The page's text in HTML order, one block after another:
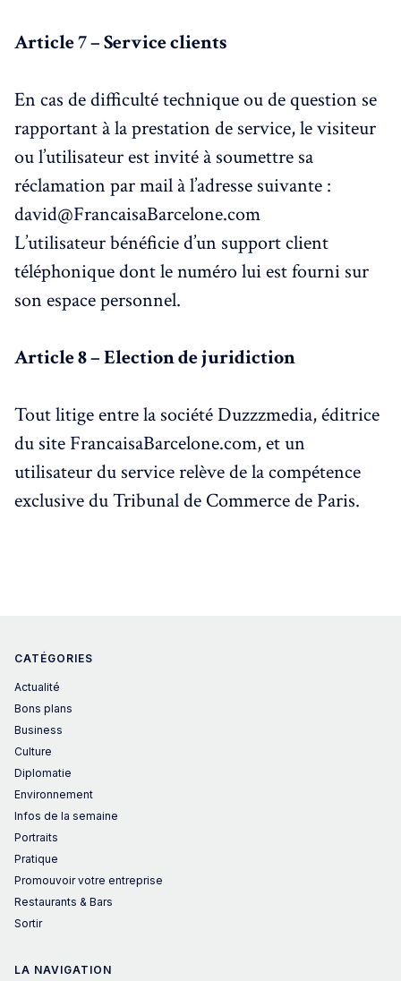
Article 7 – Service clients
En cas de difficulté technique ou de question se
rapportant à la prestation de service, le visiteur
ou l’utilisateur est invité à soumettre sa
réclamation par mail à l’adresse suivante :
david@FrancaisaBarcelone.com
L’utilisateur bénéficie d’un support client
téléphonique dont le numéro lui est fourni sur
son espace personnel.
Article 8 – Election de juridiction
Tout litige entre la société Duzzzmedia, éditrice
du site FrancaisaBarcelone.com, et un
utilisateur du service relève de la compétence
exclusive du Tribunal de Commerce de Paris.
CATÉGORIES
Actualité
Bons plans
Business
Culture
Diplomatie
Environnement
Infos de la semaine
Portraits
Pratique
Promouvoir votre entreprise
Restaurants & Bars
Sortir
LA NAVIGATION